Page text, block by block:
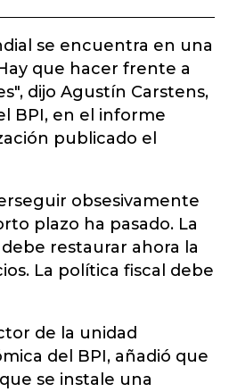
se encuentra en una
que hacer frente a
dijo Agustín Carstens,
BPI, en el informe
publicado el
obsesivamente
plazo ha pasado. La
restaurar ahora la
La política fiscal debe
de la unidad
del BPI, añadió que
se instale una